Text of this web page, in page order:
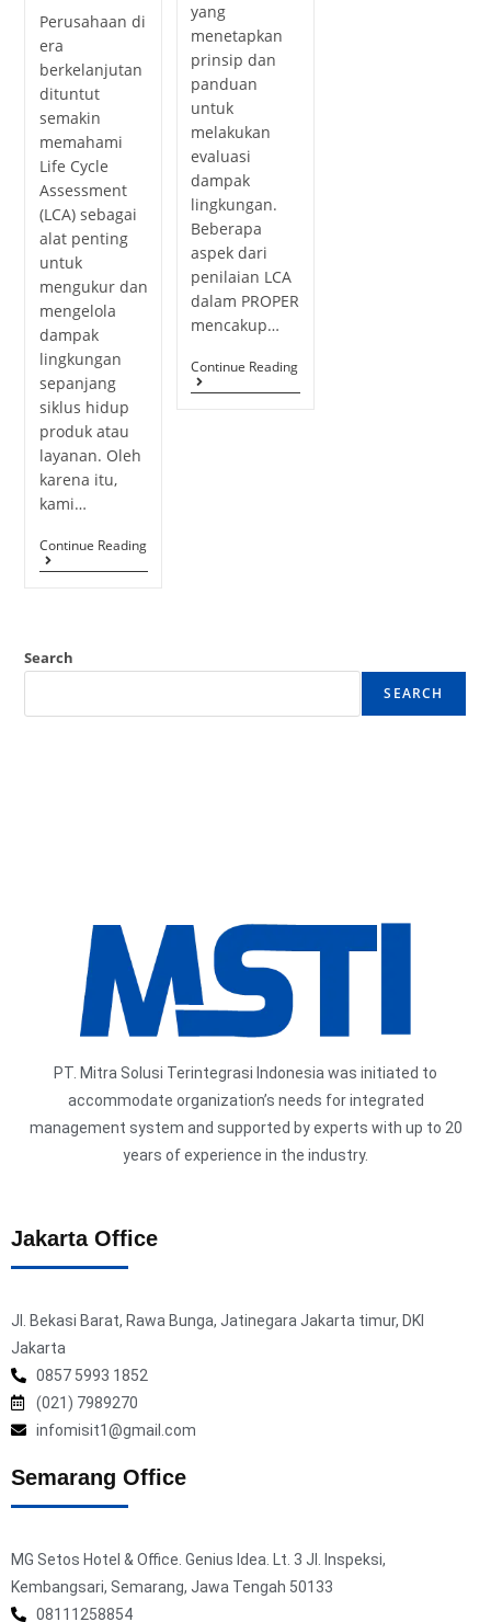
Perusahaan di
era
berkelanjutan
dituntut
semakin
memahami
Life Cycle
Assessment
(LCA) sebagai
alat penting
untuk
mengukur dan
mengelola
dampak
lingkungan
sepanjang
siklus hidup
produk atau
layanan. Oleh
karena itu,
kami…
Continue Reading
yang
menetapkan
prinsip dan
panduan
untuk
melakukan
evaluasi
dampak
lingkungan.
Beberapa
aspek dari
penilaian LCA
dalam PROPER
mencakup…
Continue Reading
Search
SEARCH
PT. Mitra Solusi Terintegrasi Indonesia was initiated to
accommodate organization’s needs for integrated
management system and supported by experts with up to 20
years of experience in the industry.
Jakarta Office
Jl. Bekasi Barat, Rawa Bunga, Jatinegara Jakarta timur, DKI
Jakarta
0857 5993 1852
(021) 7989270
infomisit1@gmail.com
Semarang Office
MG Setos Hotel & Office. Genius Idea. Lt. 3 Jl. Inspeksi,
Kembangsari, Semarang, Jawa Tengah 50133
08111258854